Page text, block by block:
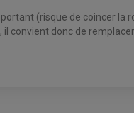
(risque de coincer la
convient donc de